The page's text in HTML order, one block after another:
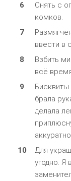
Снять с
комков.
ввести в
Взбить
всё
Бисквиты
брала
делала
Для
угодно. Я